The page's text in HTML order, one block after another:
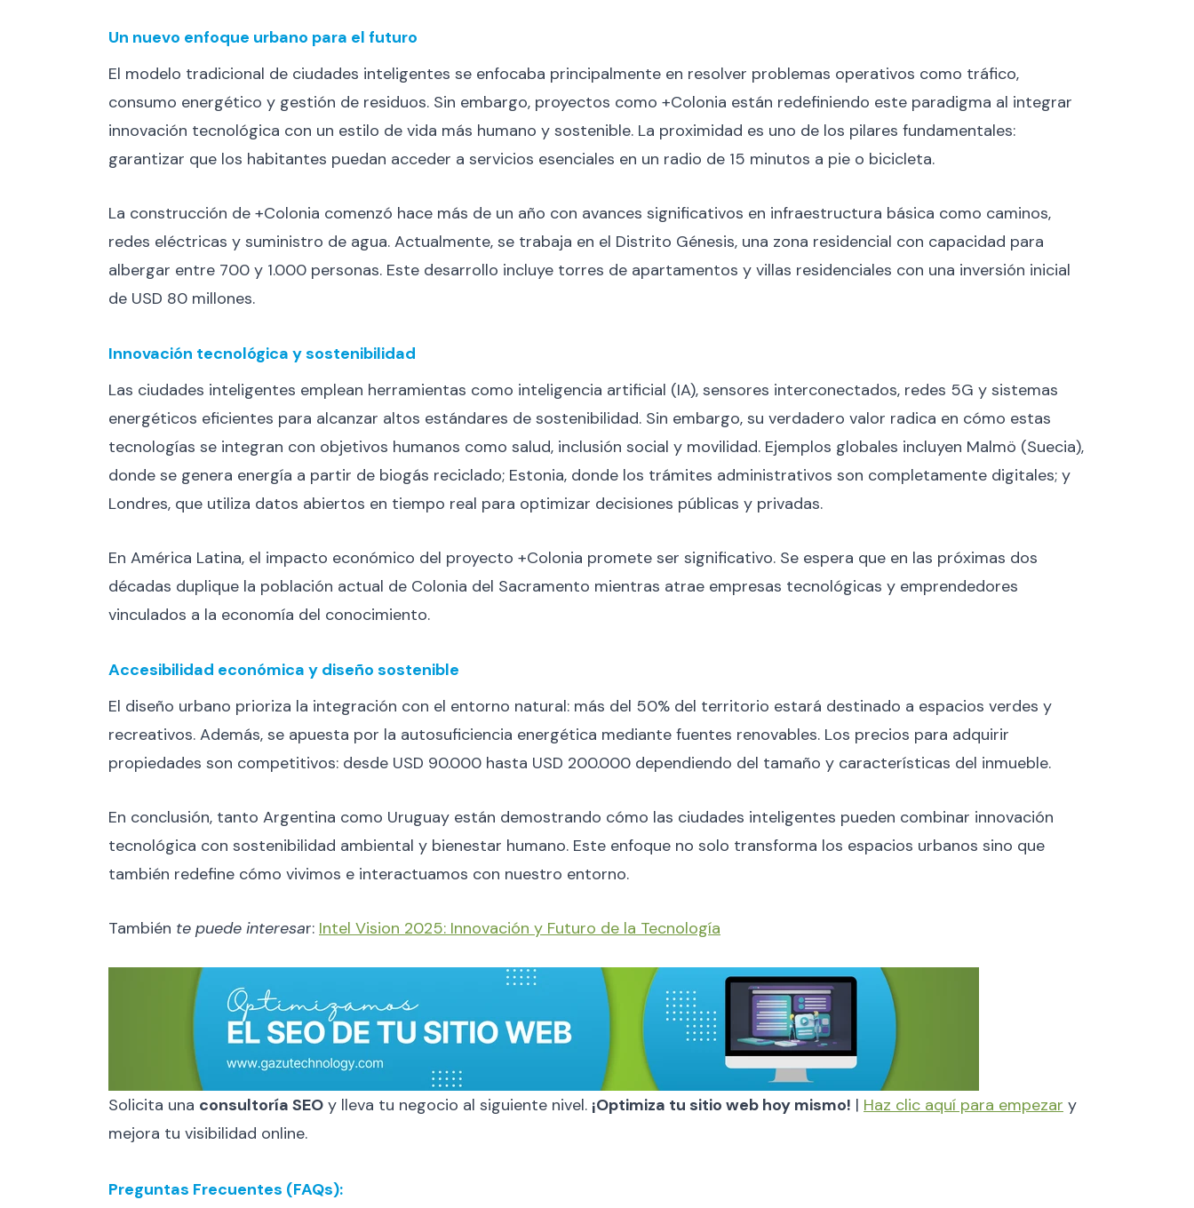
Un nuevo enfoque urbano para el futuro
El modelo tradicional de ciudades inteligentes se enfocaba principalmente en resolver problemas operativos como tráfico,
consumo energético y gestión de residuos. Sin embargo, proyectos como +Colonia están redefiniendo este paradigma al integrar
innovación tecnológica con un estilo de vida más humano y sostenible. La proximidad es uno de los pilares fundamentales:
garantizar que los habitantes puedan acceder a servicios esenciales en un radio de 15 minutos a pie o bicicleta.
La construcción de +Colonia comenzó hace más de un año con avances significativos en infraestructura básica como caminos,
redes eléctricas y suministro de agua. Actualmente, se trabaja en el Distrito Génesis, una zona residencial con capacidad para
albergar entre 700 y 1.000 personas. Este desarrollo incluye torres de apartamentos y villas residenciales con una inversión inicial
de USD 80 millones.
Innovación tecnológica y sostenibilidad
Las ciudades inteligentes emplean herramientas como inteligencia artificial (IA), sensores interconectados, redes 5G y sistemas
energéticos eficientes para alcanzar altos estándares de sostenibilidad. Sin embargo, su verdadero valor radica en cómo estas
tecnologías se integran con objetivos humanos como salud, inclusión social y movilidad. Ejemplos globales incluyen Malmö (Suecia),
donde se genera energía a partir de biogás reciclado; Estonia, donde los trámites administrativos son completamente digitales; y
Londres, que utiliza datos abiertos en tiempo real para optimizar decisiones públicas y privadas.
En América Latina, el impacto económico del proyecto +Colonia promete ser significativo. Se espera que en las próximas dos
décadas duplique la población actual de Colonia del Sacramento mientras atrae empresas tecnológicas y emprendedores
vinculados a la economía del conocimiento.
Accesibilidad económica y diseño sostenible
El diseño urbano prioriza la integración con el entorno natural: más del 50% del territorio estará destinado a espacios verdes y
recreativos. Además, se apuesta por la autosuficiencia energética mediante fuentes renovables. Los precios para adquirir
propiedades son competitivos: desde USD 90.000 hasta USD 200.000 dependiendo del tamaño y características del inmueble.
En conclusión, tanto Argentina como Uruguay están demostrando cómo las ciudades inteligentes pueden combinar innovación
tecnológica con sostenibilidad ambiental y bienestar humano. Este enfoque no solo transforma los espacios urbanos sino que
también redefine cómo vivimos e interactuamos con nuestro entorno.
También te puede interesar: Intel Vision 2025: Innovación y Futuro de la Tecnología
Solicita una consultoría SEO y lleva tu negocio al siguiente nivel. ¡Optimiza tu sitio web hoy mismo! | Haz clic aquí para empezar y
mejora tu visibilidad online.
Preguntas Frecuentes (FAQs):